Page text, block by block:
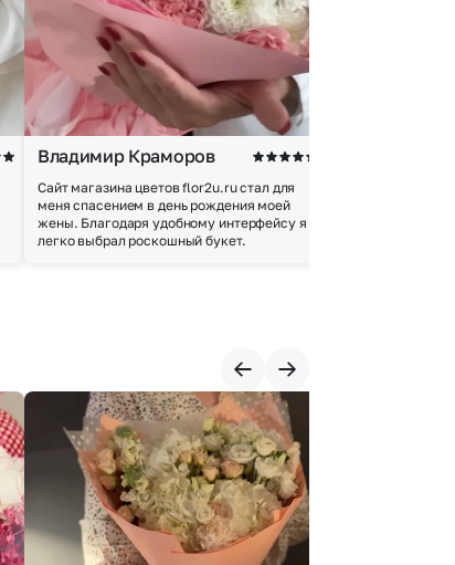
Владимир Краморов
Сайт магазина цветов flor2u.ru стал для
меня спасением в день рождения моей
жены. Благодаря удобному интерфейсу я
легко выбрал роскошный букет.